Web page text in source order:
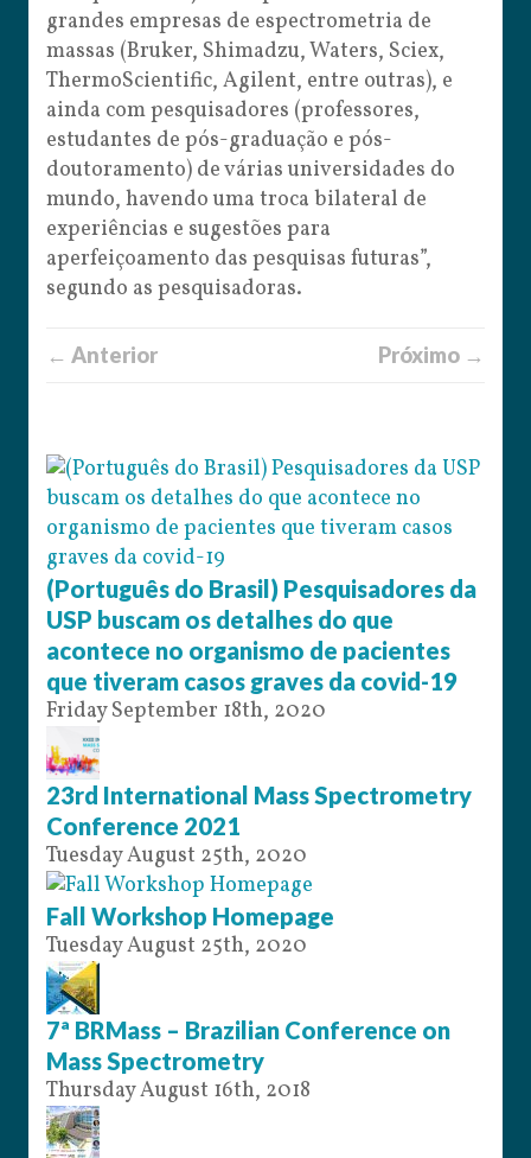
grandes empresas de espectrometria de
massas (Bruker, Shimadzu, Waters, Sciex,
ThermoScientific, Agilent, entre outras), e
ainda com pesquisadores (professores,
estudantes de pós-graduação e pós-
doutoramento) de várias universidades do
mundo, havendo uma troca bilateral de
experiências e sugestões para
aperfeiçoamento das pesquisas futuras”,
segundo as pesquisadoras.
← Anterior Próximo →
(Português do Brasil) Pesquisadores da
USP buscam os detalhes do que
acontece no organismo de pacientes
que tiveram casos graves da covid-19
Friday September 18th, 2020
23rd International Mass Spectrometry
Conference 2021
Tuesday August 25th, 2020
Fall Workshop Homepage
Tuesday August 25th, 2020
7ª BRMass – Brazilian Conference on
Mass Spectrometry
Thursday August 16th, 2018